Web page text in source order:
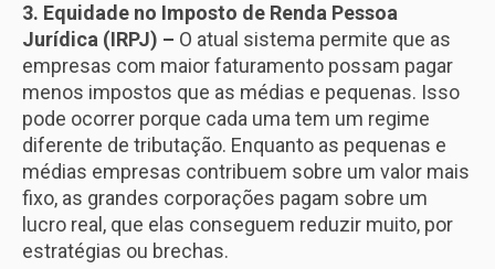
3. Equidade no Imposto de Renda Pessoa
Jurídica (IRPJ) – O atual sistema permite que as
empresas com maior faturamento possam pagar
menos impostos que as médias e pequenas. Isso
pode ocorrer porque cada uma tem um regime
diferente de tributação. Enquanto as pequenas e
médias empresas contribuem sobre um valor mais
fixo, as grandes corporações pagam sobre um
lucro real, que elas conseguem reduzir muito, por
estratégias ou brechas.